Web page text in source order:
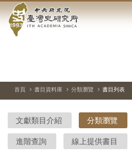
到中
央
院-
臺
灣
史
首頁 書目資料庫 分類瀏覽 書目列表
文獻類目介紹 分類瀏覽
進階查詢 線上提供書目